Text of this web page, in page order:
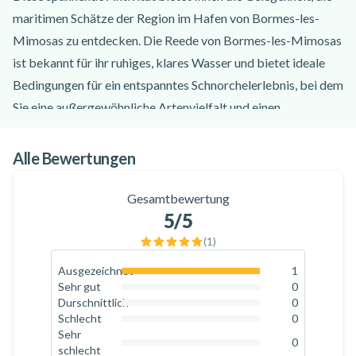
maritimen Schätze der Region im Hafen von Bormes-les-
Mimosas zu entdecken. Die Reede von Bormes-les-Mimosas
ist bekannt für ihr ruhiges, klares Wasser und bietet ideale
Bedingungen für ein entspanntes Schnorchelerlebnis, bei dem
Sie eine außergewöhnliche Artenvielfalt und einen
Anfänger oder erfahrener Schnorchler sind – Schnorcheln ist
Erfahrungsstufen geeignet ist. Erkunden Sie die Wunder der
Unterwasserwelt, bewundern Sie die natürliche Schönheit der
Region und schaffen Sie unvergessliche Erinnerungen bei
Während Ihres Schnorchelausflugs mit Plongée Privilège
werden Sie von einem erfahrenen Team betreut, das dafür
sorgt, dass Sie eine unvergessliche Zeit erleben. Nach einer
kurzen Einweisung in die Schnorcheltechniken und
Alle Bewertungen
Gesamtbewertung
5/5
(1)
Ausgezeichnet
1
Sehr gut
0
0
Durschnittlich
0
Schlecht
0
Sehr
schlecht
0